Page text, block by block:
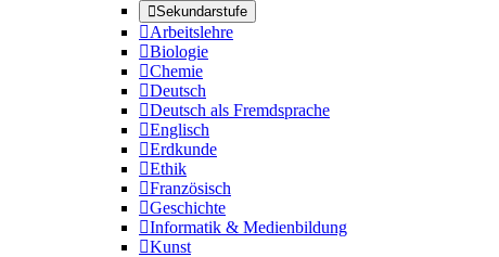
Sekundarstufe
Arbeitslehre
Biologie
Chemie
Deutsch
Deutsch als Fremdsprache
Englisch
Erdkunde
Ethik
Französisch
Geschichte
Informatik & Medienbildung
Kunst